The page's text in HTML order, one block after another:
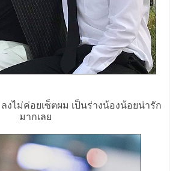
งไม่ค่อยเซ็ตผม เป็นร่างน้องน้อยน่ารัก
มากเลย